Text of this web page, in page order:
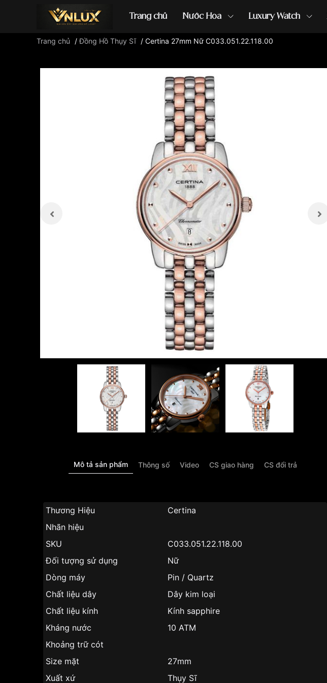
Trang chủ Nước Hoa Luxury Watch
Đồng hồ casio đồng hồ G-Shock đồng hồ Orient ...
Trang chủ /Đồng Hồ Thụy Sĩ / Certina 27mm Nữ C033.051.22.118.00
Mô tả sản phẩm Thông số Video CS giao hàng CS đổi trả
Thương Hiệu
Certina
Nhãn hiệu
SKU
C033.051.22.118.00
Đối tượng sử dụng
Nữ
Dòng máy
Pin / Quartz
Chất liệu dây
Dây kim loại
Chất liệu kính
Kính sapphire
Kháng nước
10 ATM
Khoảng trữ cót
Size mặt
27mm
Xuất xứ
Thụy Sĩ